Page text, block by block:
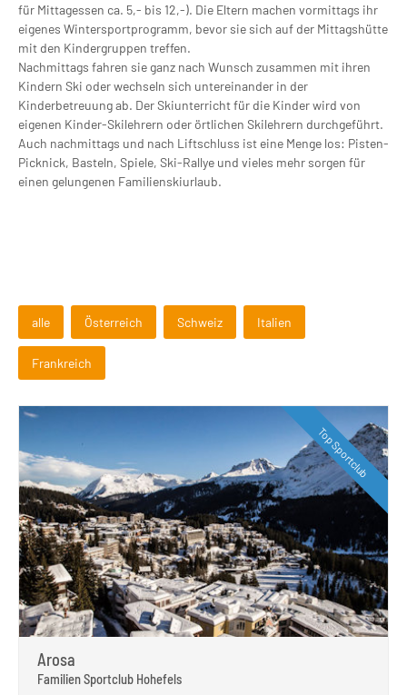
für Mittagessen ca. 5,- bis 12,-). Die Eltern machen vormittags ihr
eigenes Wintersportprogramm, bevor sie sich auf der Mittagshütte
mit den Kindergruppen treffen.
Nachmittags fahren sie ganz nach Wunsch zusammen mit ihren
Kindern Ski oder wechseln sich untereinander in der
Kinderbetreuung ab. Der Skiunterricht für die Kinder wird von
eigenen Kinder-Skilehrern oder örtlichen Skilehrern durchgeführt.
Auch nachmittags und nach Liftschluss ist eine Menge los: Pisten-
Picknick, Basteln, Spiele, Ski-Rallye und vieles mehr sorgen für
einen gelungenen Familienskiurlaub.
alle Österreich Schweiz Italien
Frankreich
Top Sportclub
Arosa
Familien Sportclub Hohefels